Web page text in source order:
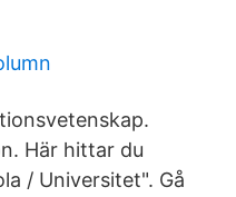
Här hittar du
/ Universitet". Gå